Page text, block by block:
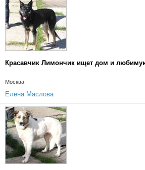
Красавчик Лимончик ищет дом и
Москва
Елена Маслова